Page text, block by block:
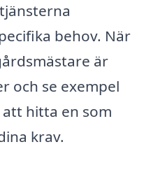
behov. När
är
och se exempel
hitta en som
krav.